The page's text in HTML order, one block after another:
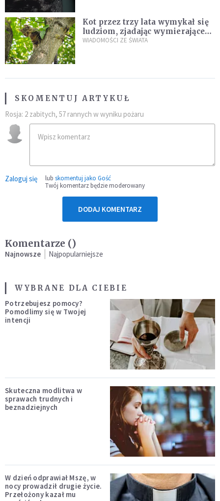
Kot przez trzy lata wymykał się
ludziom, zjadając wymierające
kaczki. W końcu popełnił
WIADOMOŚCI ZE ŚWIATA
SKOMENTUJ ARTYKUŁ
Rosja: 2 zabitych, 57 rannych w wyniku pożaru
Zaloguj się lub skomentuj jako Gość
Twój komentarz będzie moderowany
DODAJ KOMENTARZ
Komentarze ()
Najnowsze Najpopularniejsze
WYBRANE DLA CIEBIE
Potrzebujesz pomocy?
Pomodlimy się w Twojej
intencji
Skuteczna modlitwa w
sprawach trudnych i
beznadziejnych
W dzień odprawiał Mszę, w
nocy prowadził drugie życie.
Przełożony kazał mu